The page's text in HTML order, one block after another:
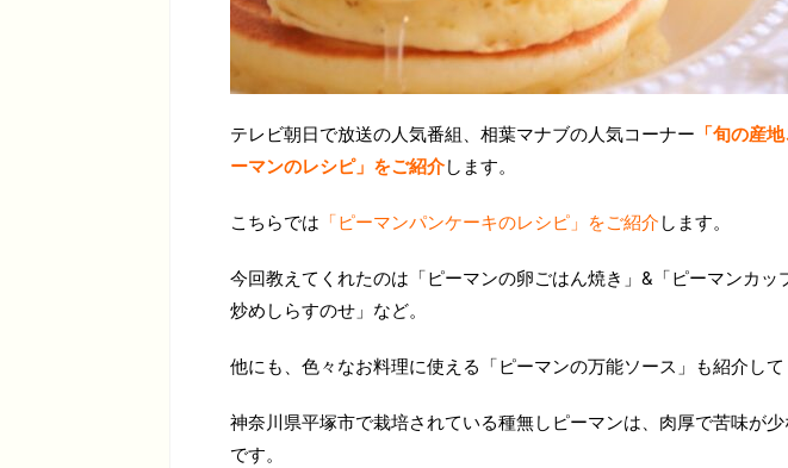
テレビ朝日で放送の人気番組、相葉マナブの人気コーナー 「旬の産
ーマンのレシピ」をご紹介します。
こちらでは 「ピーマンパンケーキのレシピ」をご紹介 します。
今回教えてくれたのは「ピーマンの卵ごはん焼き」&「ピーマンカッ
炒めしらすのせ」など。
他にも、色々なお料理に使える「ピーマンの万能ソース」も紹介して
神奈川県平塚市で栽培されている種無しピーマンは、肉厚で苦味が
です。